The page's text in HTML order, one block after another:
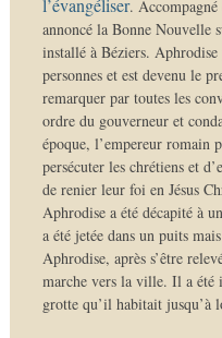
l’évangéliser. Accompagné
annoncé la Bonne Nouvelle
installé à Béziers.
personnes et est devenu le
remarquer par toutes les
ordre du gouverneur et
époque, l’empereur romain
persécuter les chrétiens et
de renier leur foi en Jésus
Aphrodise a été décapité à
a été jetée dans un puits
Aphrodise, après s’être
marche vers la ville. Il a été
grotte qu’il habitait jusqu’à